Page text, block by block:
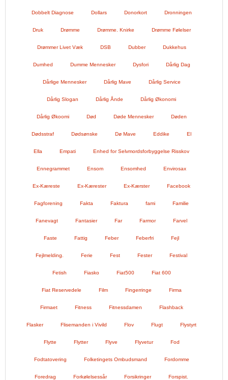
Dobbelt Diagnose Dollars Donorkort Dronningen
Druk Drømme Drømme. Knirke Drømme Følelser
Drømmer Livet Væk DSB Dubber Dukkehus
Dumhed Dumme Mennesker Dysfori Dårlig Dag
Dårlige Mennesker Dårlig Mave Dårlig Service
Dårlig Slogan Dårlig Ånde Dårlig Økonomi
Dårlig Økoomi Død Døde Mennesker Døden
Dødsstraf Dødsønske Dø Mave Eddike El
Ella Empati Enhed for Selvmordsforbyggelse Risskov
Ennegrammet Ensom Ensomhed Envirosax
Ex-Kæreste Ex-Kærester Ex-Kærster Facebook
Fagforening Fakta Faktura fami Familie
Fanevagt Fantasier Far Farmor Farvel
Faste Fattig Feber Feberfri Fejl
Fejlmelding. Ferie Fest Fester Festival
Fetish Fiasko Fiat500 Fiat 600
Fiat Reservedele Film Fingerringe Firma
Firmaet Fitness Fitnessdamen Flashback
Flasker Flisemanden i Vivild Flov Flugt Flystyrt
Flytte Flytter Flyve Flyvetur Fod
Fodtatovering Folketingets Ombudsmand Fordomme
Foredrag Forkølelsessår Forsikringer Forspist.